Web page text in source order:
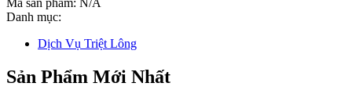
Mã sản phẩm: N/A
Danh mục:
Dịch Vụ Triệt Lông
Sản Phẩm Mới Nhất